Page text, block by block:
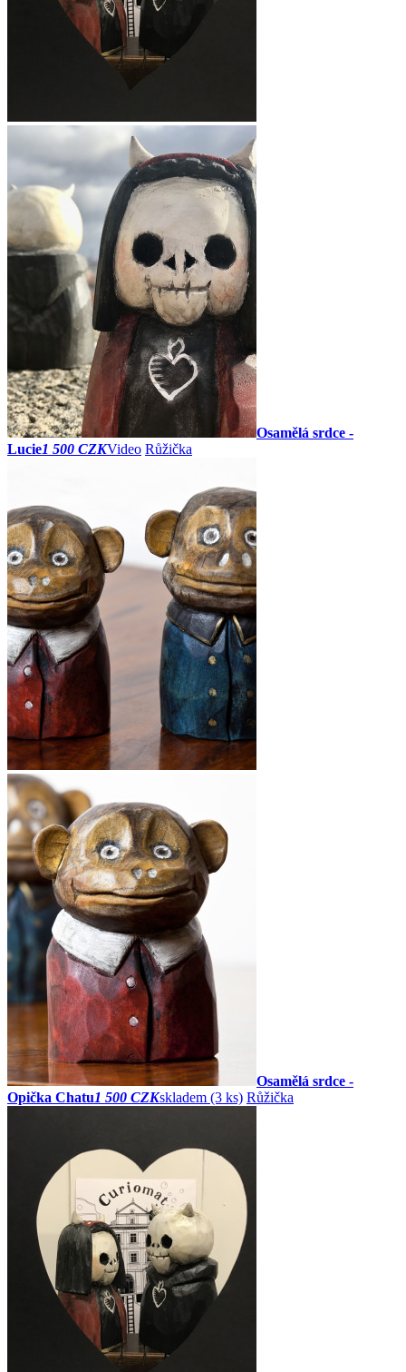
Osamělá srdce -
Lucie1 500 CZKVideo Růžička
Osamělá srdce -
Opička Chatu1 500 CZKskladem (3 ks) Růžička